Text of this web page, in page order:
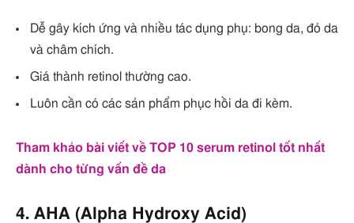
Dễ gây kích ứng và nhiều tác dụng phụ: bong da, đỏ da
và châm chích.
Giá thành retinol thường cao.
Luôn cần có các sản phẩm phục hồi da đi kèm.
Tham khảo bài viết về TOP 10 serum retinol tốt nhất
dành cho từng vấn đề da
4. AHA (Alpha Hydroxy Acid)